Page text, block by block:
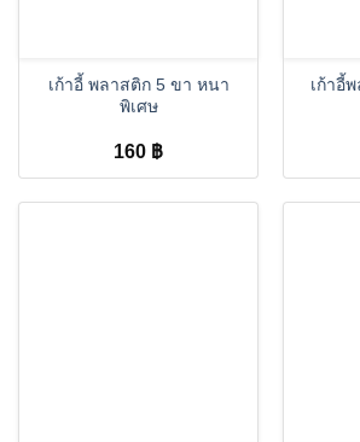
เก้าอี้ พลาสติก 5 ขา หนา
พิเศษ
160 ฿
เก้าอี้